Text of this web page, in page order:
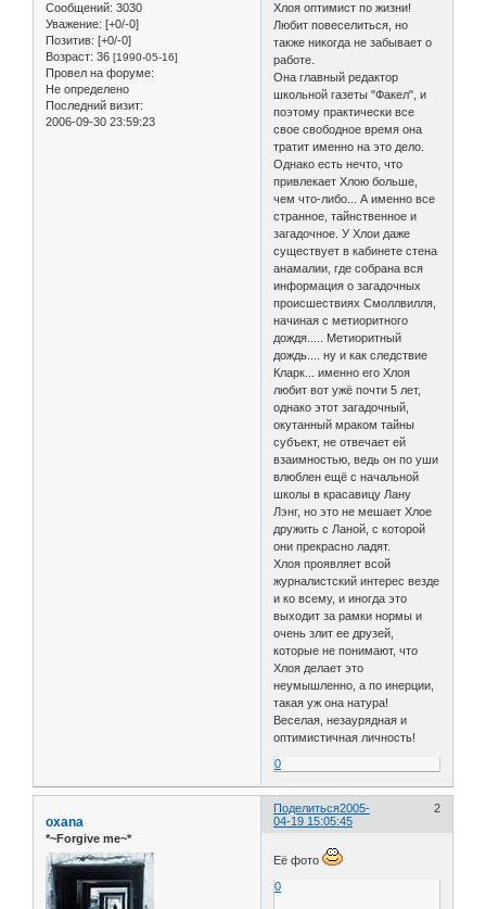
Сообщений: 3030
Уважение: [+0/-0]
Позитив: [+0/-0]
Возраст: 36 [1990-05-16]
Провел на форуме:
Не определено
Последний визит:
2006-09-30 23:59:23
Хлоя оптимист по жизни!
Любит повеселиться, но
также никогда не забывает о
работе.
Она главный редактор
школьной газеты "Факел", и
поэтому практически все
свое свободное время она
тратит именно на это дело.
Однако есть нечто, что
привлекает Хлою больше,
чем что-либо... А именно все
странное, тайнственное и
загадочное. У Хлои даже
существует в кабинете стена
анамалии, где собрана вся
информация о загадочных
происшествиях Смоллвилля,
начиная с метиоритного
дождя..... Метиоритный
дождь.... ну и как следствие
Кларк... именно его Хлоя
любит вот ужё почти 5 лет,
однако этот загадочный,
окутанный мраком тайны
субъект, не отвечает ей
взаимностью, ведь он по уши
влюблен ещё с начальной
школы в красавицу Лану
Лэнг, но это не мешает Хлое
дружить с Ланой, с которой
они прекрасно ладят.
Хлоя проявляет всой
журналистский интерес везде
и ко всему, и иногда это
выходит за рамки нормы и
очень злит ее друзей,
которые не понимают, что
Хлоя делает это
неумышленно, а по инерции,
такая уж она натура!
Веселая, незаурядная и
оптимистичная личность!
0
Поделиться 2
2005-
04-19 15:05:45
oxana
*~Forgive me~*
Её фото
0